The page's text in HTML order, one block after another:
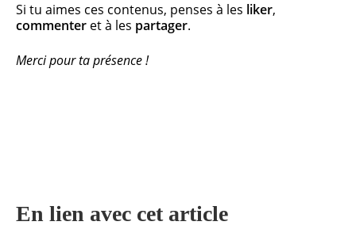
Si tu aimes ces contenus, penses à les liker,
commenter et à les partager.
Merci pour ta présence !
En lien avec cet article